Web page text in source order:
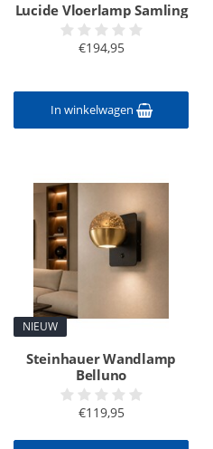
Lucide Vloerlamp Samling
€194,95
In winkelwagen
NIEUW
Steinhauer Wandlamp
Belluno
€119,95